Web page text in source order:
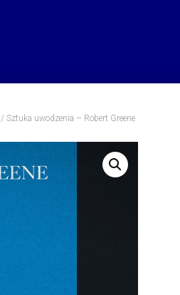
/ Sztuka uwodzenia – Robert Greene